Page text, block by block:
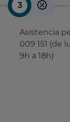
3
Asistencia
009 151 (de
9h a 18h)